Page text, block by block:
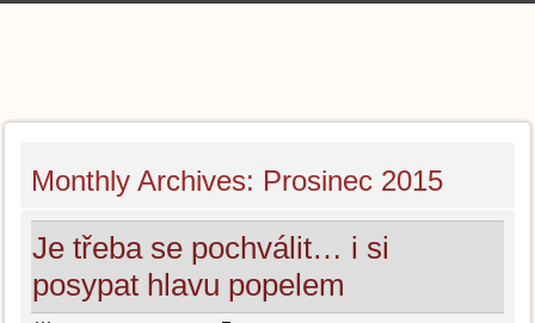
Monthly Archives: Prosinec 2015
Je třeba se pochválit… i si
posypat hlavu popelem